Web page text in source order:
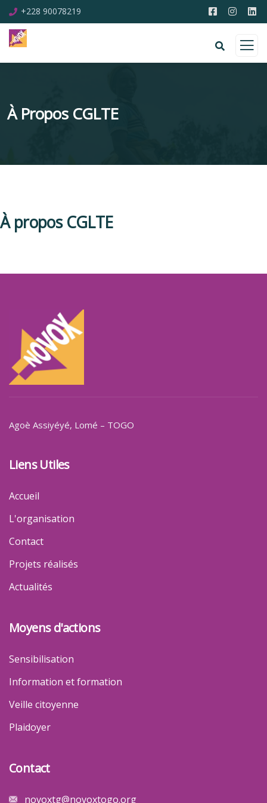
+228 90078219
À Propos CGLTE
À propos CGLTE
Agoè Assiyéyé, Lomé – TOGO
Liens Utiles
Accueil
L'organisation
Contact
Projets réalisés
Actualités
Moyens d'actions
Sensibilisation
Information et formation
Veille citoyenne
Plaidoyer
Contact
novoxtg@novoxtogo.org